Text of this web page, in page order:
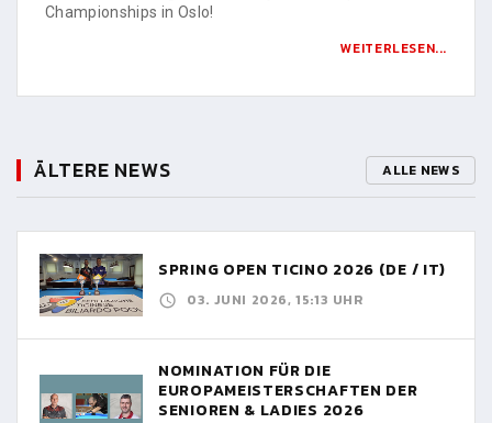
Championships in Oslo!
WEITERLESEN...
ÄLTERE NEWS ALLE NEWS
SPRING OPEN TICINO 2026 (DE / IT)
03. JUNI 2026, 15:13 UHR
NOMINATION FÜR DIE
EUROPAMEISTERSCHAFTEN DER
SENIOREN & LADIES 2026